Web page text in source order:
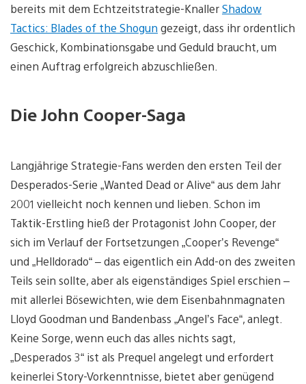
bereits mit dem Echtzeitstrategie-KnallerShadow
Tactics: Blades of the Shogun gezeigt, dass ihr ordentlich
Geschick, Kombinationsgabe und Geduld braucht, um
einen Auftrag erfolgreich abzuschließen.
Die John Cooper-Saga
Langjährige Strategie-Fans werden den ersten Teil der
Desperados-Serie „Wanted Dead or Alive“ aus dem Jahr
2001 vielleicht noch kennen und lieben. Schon im
Taktik-Erstling hieß der Protagonist John Cooper, der
sich im Verlauf der Fortsetzungen „Cooper’s Revenge“
und „Helldorado“ – das eigentlich ein Add-on des zweiten
Teils sein sollte, aber als eigenständiges Spiel erschien –
mit allerlei Bösewichten, wie dem Eisenbahnmagnaten
Lloyd Goodman und Bandenbass „Angel’s Face“, anlegt.
Keine Sorge, wenn euch das alles nichts sagt,
„Desperados 3“ ist als Prequel angelegt und erfordert
keinerlei Story-Vorkenntnisse, bietet aber genügend